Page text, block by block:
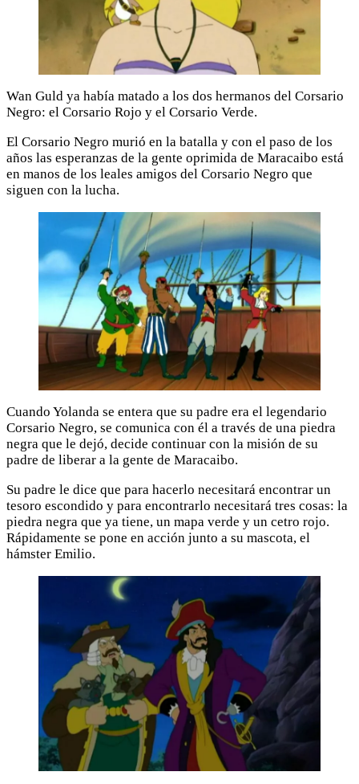
Wan Guld ya había matado a los dos hermanos del Corsario
Negro: el Corsario Rojo y el Corsario Verde.
El Corsario Negro murió en la batalla y con el paso de los
años las esperanzas de la gente oprimida de Maracaibo está
en manos de los leales amigos del Corsario Negro que
siguen con la lucha.
Cuando Yolanda se entera que su padre era el legendario
Corsario Negro, se comunica con él a través de una piedra
negra que le dejó, decide continuar con la misión de su
padre de liberar a la gente de Maracaibo.
Su padre le dice que para hacerlo necesitará encontrar un
tesoro escondido y para encontrarlo necesitará tres cosas: la
piedra negra que ya tiene, un mapa verde y un cetro rojo.
Rápidamente se pone en acción junto a su mascota, el
hámster Emilio.